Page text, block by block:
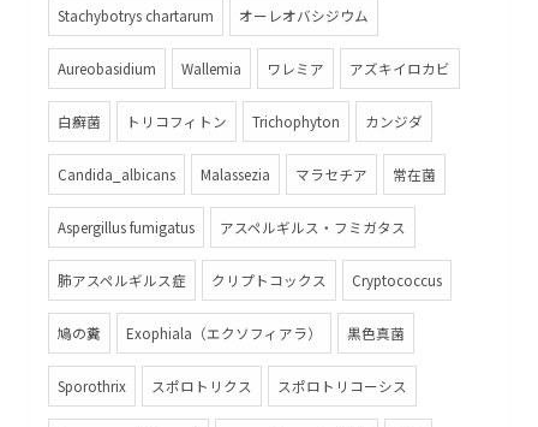
Stachybotrys chartarum オーレオバシジウム
Aureobasidium Wallemia ワレミア アズキイロカビ
白癬菌 トリコフィトン Trichophyton カンジダ
Candida_albicans Malassezia マラセチア 常在菌
Aspergillus fumigatus アスペルギルス・フミガタス
肺アスペルギルス症 クリプトコックス Cryptococcus
鳩の糞 Exophiala（エクソフィアラ） 黒色真菌
Sporothrix スポロトリクス スポロトリコーシス